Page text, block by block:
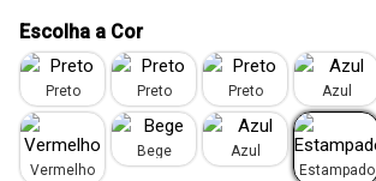
Escolha a Cor
Preto Preto Preto Azul
Vermelho
Bege
Azul
Estampado